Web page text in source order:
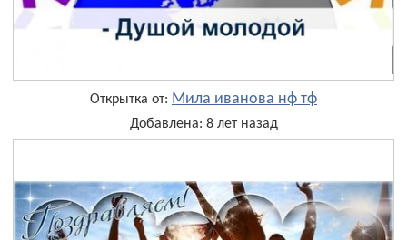
Открытка от: Мила иванова нф тф
Добавлена: 8 лет назад